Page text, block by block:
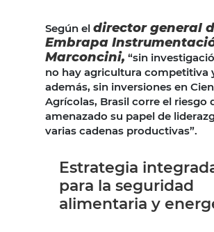
Según el director general
Embrapa
Marconcini, “sin
no hay agricultura competitiva
además, sin inversiones en
Agrícolas, Brasil corre el riesgo
amenazado su papel de
varias cadenas productivas”.
Estrategia
para la seguridad
alimentaria y